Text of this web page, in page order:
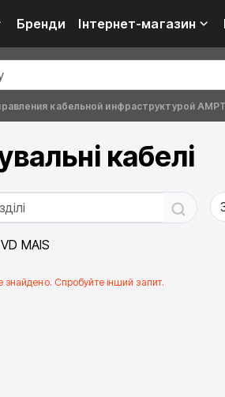
Бренди Інтернет-магазин
кабельной инфраструктурой
кабелі
MAIS
знайдено. Спробуйте інший запит.